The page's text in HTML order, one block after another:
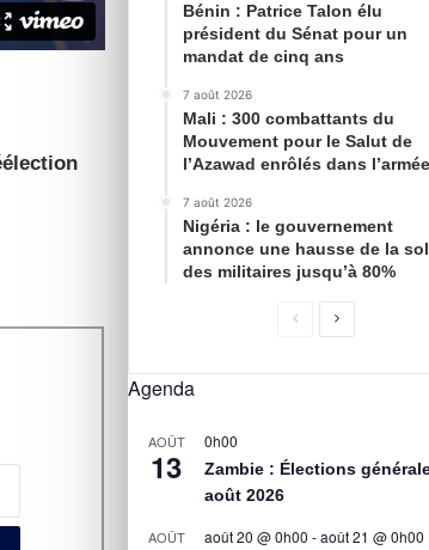
Bénin : Patrice Talon élu
président du Sénat pour un
mandat de cinq ans
7 août 2026
Mali : 300 combattants du
Mouvement pour le Salut de
l’Azawad enrôlés dans l’armée
7 août 2026
Nigéria : le gouvernement
annonce une hausse de la
des militaires jusqu’à 80%
Agenda
AOÛT
13
0h00
Zambie : Élections
août 2026
AOÛT août 20 @ 0h00 -août 21 @ 0h00